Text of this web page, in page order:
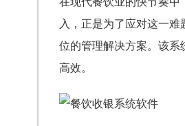
入，正是为了应对这一
位的管理解决方案。该系
高效。